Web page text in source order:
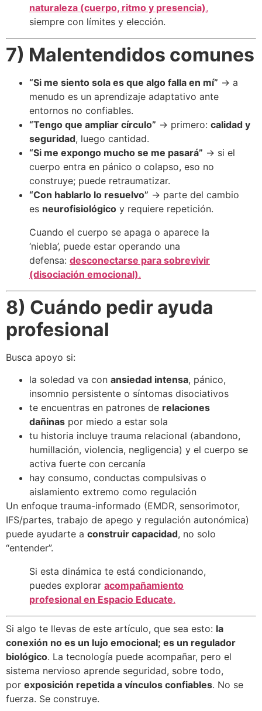
naturaleza (cuerpo, ritmo y presencia),
siempre con límites y elección.
7) Malentendidos comunes
“Si me siento sola es que algo falla en mí” → a
menudo es un aprendizaje adaptativo ante
entornos no confiables.
“Tengo que ampliar círculo” → primero: calidad y
seguridad, luego cantidad.
“Si me expongo mucho se me pasará” → si el
cuerpo entra en pánico o colapso, eso no
construye; puede retraumatizar.
“Con hablarlo lo resuelvo” → parte del cambio
es neurofisiológico y requiere repetición.
Cuando el cuerpo se apaga o aparece la
‘niebla’, puede estar operando una
defensa: desconectarse para sobrevivir
(disociación emocional).
8) Cuándo pedir ayuda
profesional
Busca apoyo si:
la soledad va con ansiedad intensa, pánico,
insomnio persistente o síntomas disociativos
te encuentras en patrones de relaciones
dañinas por miedo a estar sola
tu historia incluye trauma relacional (abandono,
humillación, violencia, negligencia) y el cuerpo se
activa fuerte con cercanía
hay consumo, conductas compulsivas o
aislamiento extremo como regulación
Un enfoque trauma-informado (EMDR, sensorimotor,
IFS/partes, trabajo de apego y regulación autonómica)
puede ayudarte a construir capacidad, no solo
“entender”.
Si esta dinámica te está condicionando,
puedes explorar acompañamiento
profesional en Espacio Educate.
Si algo te llevas de este artículo, que sea esto: la
conexión no es un lujo emocional; es un regulador
biológico. La tecnología puede acompañar, pero el
sistema nervioso aprende seguridad, sobre todo,
por exposición repetida a vínculos confiables. No se
fuerza. Se construye.